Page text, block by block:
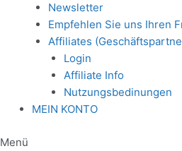
Newsletter
Empfehlen Sie uns Ihren
Affiliates
Login
Affiliate Info
Nutzungsbedinungen
MEIN KONTO
Menü